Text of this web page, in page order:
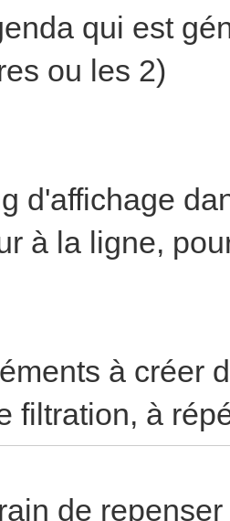
color:
size:
qui est
ou les 2)
d'affichage
à la ligne,
à créer
filtration, à
de